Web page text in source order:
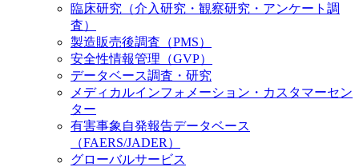
臨床研究（介入研究・観察研究・アンケート調
査）
製造販売後調査（PMS）
安全性情報管理（GVP）
データベース調査・研究
メディカルインフォメーション・カスタマーセン
ター
有害事象自発報告データベース
（FAERS/JADER）
グローバルサービス